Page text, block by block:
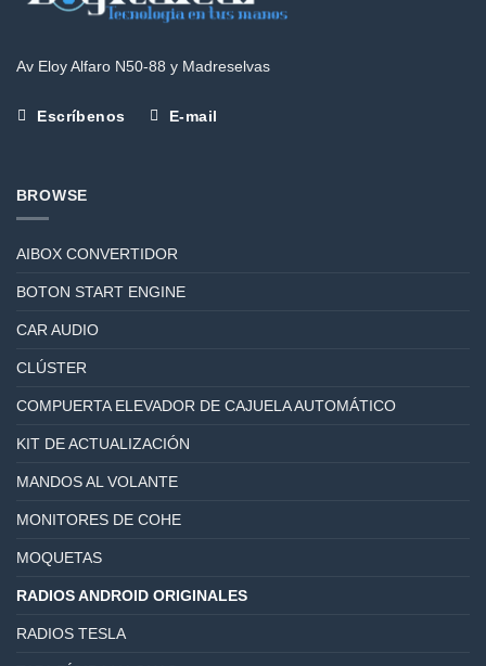
Av Eloy Alfaro N50-88 y Madreselvas
Escríbenos E-mail
BROWSE
AIBOX CONVERTIDOR
BOTON START ENGINE
CAR AUDIO
CLÚSTER
COMPUERTA ELEVADOR DE CAJUELA AUTOMÁTICO
KIT DE ACTUALIZACIÓN
MANDOS AL VOLANTE
MONITORES DE COHE
MOQUETAS
RADIOS ANDROID ORIGINALES
RADIOS TESLA